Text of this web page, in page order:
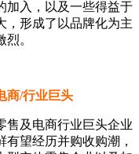
加入，以及一些得益于
，形成了以品牌化为主
。
商/行业巨头
及电商行业巨头企业
望经历并购收购潮，